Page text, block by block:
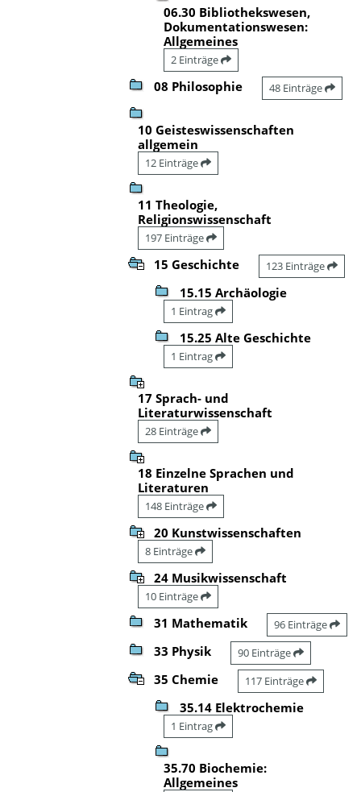
06.30 Bibliothekswesen,
Dokumentationswesen:
Allgemeines
2 Einträge
08 Philosophie 48 Einträge
10 Geisteswissenschaften
allgemein
12 Einträge
11 Theologie,
Religionswissenschaft
197 Einträge
15 Geschichte 123 Einträge
15.15 Archäologie
1 Eintrag
15.25 Alte Geschichte
1 Eintrag
17 Sprach- und
Literaturwissenschaft
28 Einträge
18 Einzelne Sprachen und
Literaturen
148 Einträge
20 Kunstwissenschaften
8 Einträge
24 Musikwissenschaft
10 Einträge
31 Mathematik 96 Einträge
33 Physik 90 Einträge
35 Chemie 117 Einträge
35.14 Elektrochemie
1 Eintrag
35.70 Biochemie:
Allgemeines